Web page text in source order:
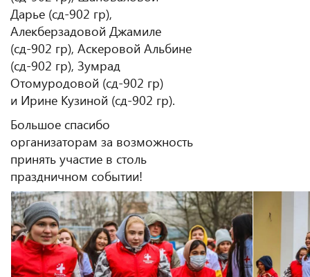
Дарье (сд-902 гр),
Алекберзадовой Джамиле
(сд-902 гр), Аскеровой Альбине
(сд-902 гр), Зумрад
Отомуродовой (сд-902 гр)
и Ирине Кузиной (сд-902 гр).
Большое спасибо
организаторам за возможность
принять участие в столь
праздничном событии!